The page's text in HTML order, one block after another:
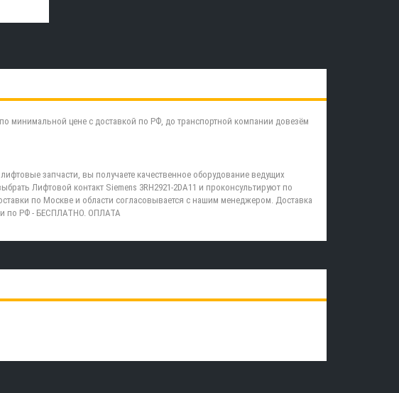
минимальной цене с доставкой по РФ, до транспортной компании довезём
запчасти, вы получаете качественное оборудование ведущих
Лифтовой контакт Siemens 3RH2921-2DA11 и проконсультируют по
по Москве и области согласовывается с нашим менеджером. Доставка
по РФ - БЕСПЛАТНО. ОПЛАТА